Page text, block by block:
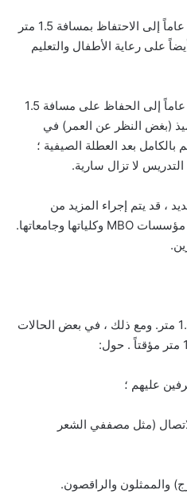
1- لا يحتاج الأطفال حتى سن 12 عاماً إلى الاحتفاظ بمسافة 1.5 متر
على رعاية الأطفال والتعليم
2- لا يحتاج الشباب حتى سن 18 عاماً إلى الحفاظ على مسافة 1.5
(بغض النظر عن العمر) في
بالكامل بعد العطلة الصيفية ؛
، قد يتم إجراء المزيد من
الأنشطة التعليمية مرة أخرى في مؤسسات MBO وكلياتها وجامعاتها.
القاعدة هي أن كل شخص يبعد 1.5 متر. ومع ذلك ، في بعض الحالات
(مثل مصففي الشعر